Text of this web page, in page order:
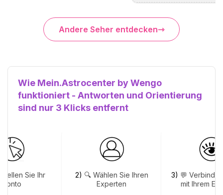
Andere Seher entdecken
Wie Mein.Astrocenter by Wengo
funktioniert - Antworten und Orientierung
sind nur 3 Klicks entfernt
Sie Ihr
Konto
2) 🔍 Wählen Sie Ihren
Experten
3) 💬
mit Ihrem